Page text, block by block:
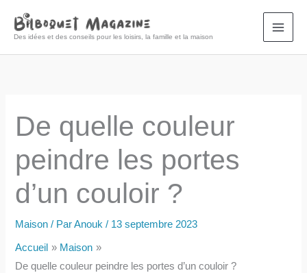
Des idées et des conseils pour les loisirs, la famille et la maison
De quelle couleur
peindre les portes
d’un couloir ?
Maison / ParAnouk/ 13 septembre 2023
Accueil
Maison
De quelle couleur peindre les portes d’un couloir ?